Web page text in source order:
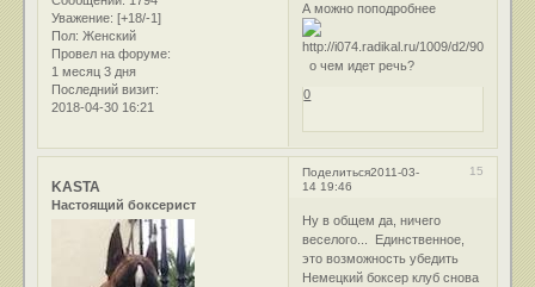
Уважение: [+18/-1]
Пол: Женский
Провел на форуме:
1 месяц 3 дня
Последний визит:
2018-04-30 16:21
А можно поподробнее
о чем идет речь?
0
Поделиться 15
2011-03-
14 19:46
KASTA
Настоящий боксерист
Ну в общем да, ничего
веселого... Единственное,
это возможность убедить
Немецкий боксер клуб снова